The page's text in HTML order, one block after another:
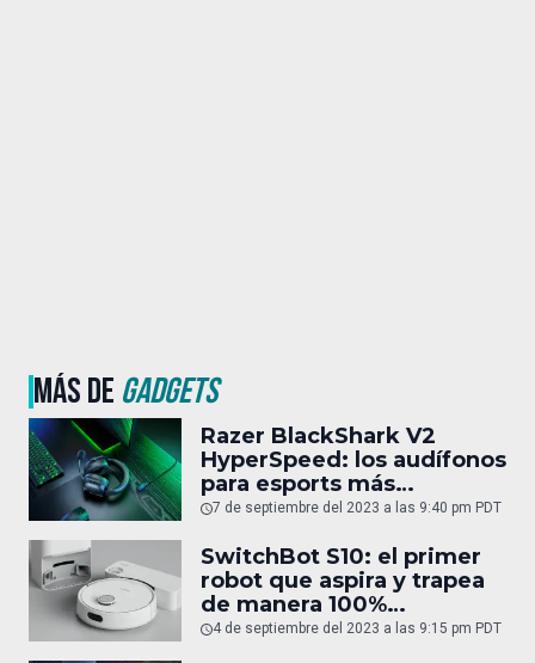
MÁS DE GADGETS
Razer BlackShark V2
HyperSpeed: los audífonos
para esports más
cómodos y ligeros del
7 de septiembre del 2023 a las 9:40 pm PDT
SwitchBot S10: el primer
robot que aspira y trapea
de manera 100%
autónoma
4 de septiembre del 2023 a las 9:15 pm PDT